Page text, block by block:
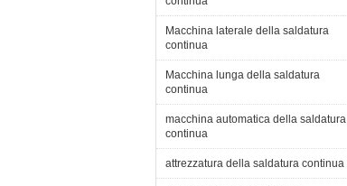
Macchina laterale della saldatura
continua
Macchina lunga della saldatura
continua
macchina automatica della saldatura
continua
attrezzatura della saldatura continua